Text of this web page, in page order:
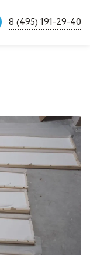
8 (495) 191-29-40